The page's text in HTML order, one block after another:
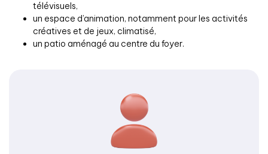
télévisuels,
un espace d’animation, notamment pour les activités
créatives et de jeux, climatisé,
un patio aménagé au centre du foyer.